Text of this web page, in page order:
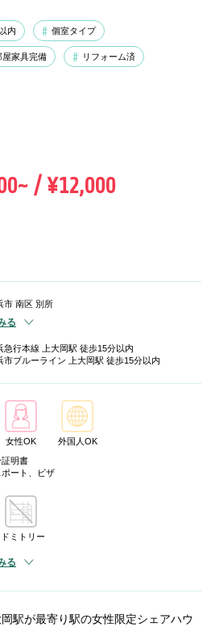
内 個室タイプ
屋家具完備 リフォーム済
/ ¥12,000
市 南区 別所
る
急行本線 上大岡駅 徒歩15分以内
市ブルーライン 上大岡駅 徒歩15分以内
女性OK
外国人OK
証明書
ート、ビザ
ドミトリー
る
駅が最寄り駅の女性限定シェアハウ